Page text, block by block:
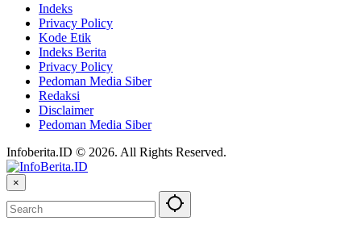
Indeks
Privacy Policy
Kode Etik
Indeks Berita
Privacy Policy
Pedoman Media Siber
Redaksi
Disclaimer
Pedoman Media Siber
Infoberita.ID © 2026. All Rights Reserved.
×